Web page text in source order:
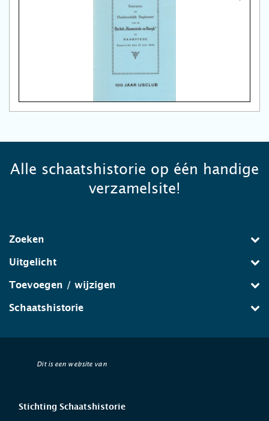
Alle schaatshistorie op één handige
verzamelsite!
Zoeken
Uitgelicht
Toevoegen / wijzigen
Schaatshistorie
Dit is een website van
Stichting Schaatshistorie